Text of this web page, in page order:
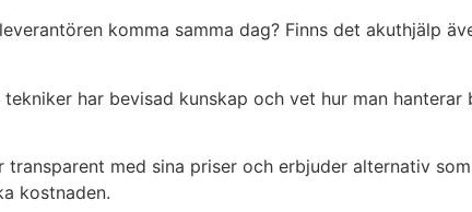
komma samma dag? Finns det akuthjälp
har bevisad kunskap och vet hur man
med sina priser och erbjuder alternativ
kostnaden.